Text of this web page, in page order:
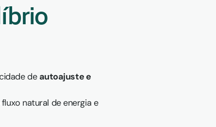
de autoajuste e
natural de energia e